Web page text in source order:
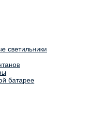
светильники
батарее